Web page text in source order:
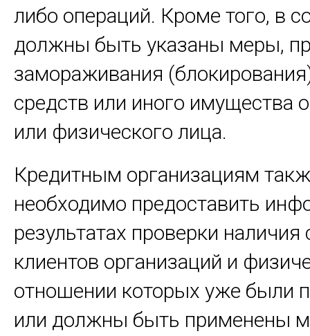
либо операций. Кроме того, в
должны быть указаны меры,
замораживания
средств или иного имущества
или физического лица.
Кредитным организациям
необходимо предоставить
результатах проверки наличия
клиентов организаций и
отношении которых уже были
или должны быть применены